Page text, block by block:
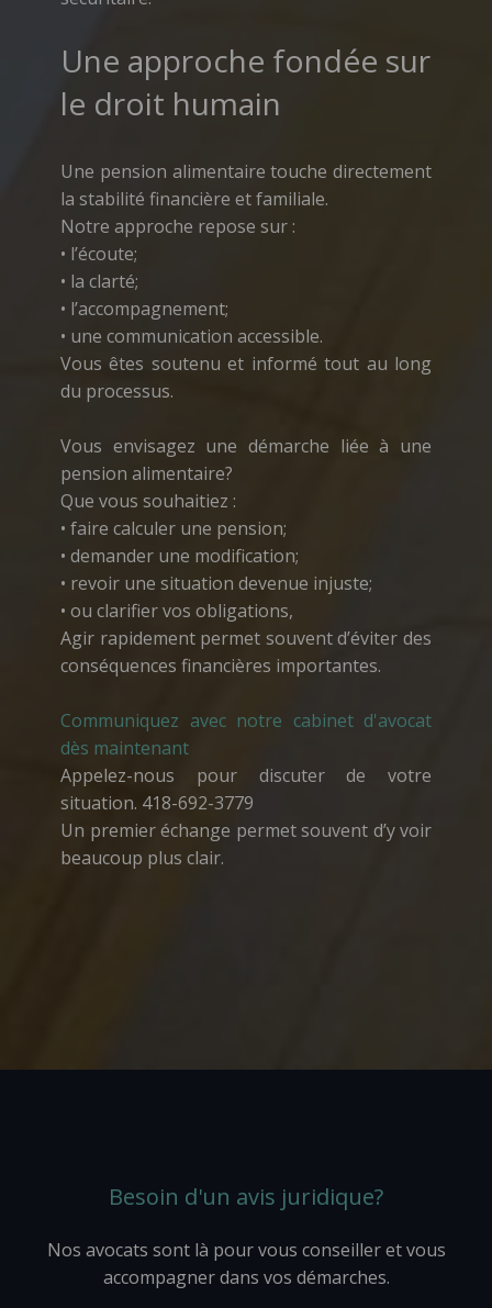
Une approche fondée sur
le droit humain
Une pension alimentaire touche directement
la stabilité financière et familiale.
Notre approche repose sur :
• l’écoute;
• la clarté;
• l’accompagnement;
• une communication accessible.
Vous êtes soutenu et informé tout au long
du processus.
Vous envisagez une démarche liée à une
pension alimentaire?
Que vous souhaitiez :
• faire calculer une pension;
• demander une modification;
• revoir une situation devenue injuste;
• ou clarifier vos obligations,
Agir rapidement permet souvent d’éviter des
conséquences financières importantes.
Communiquez avec notre cabinet d'avocat
dès maintenant
Appelez-nous pour discuter de votre
situation. 418-692-3779
Un premier échange permet souvent d’y voir
beaucoup plus clair.
Besoin d'un avis juridique?
Nos avocats sont là pour vous conseiller et vous
accompagner dans vos démarches.